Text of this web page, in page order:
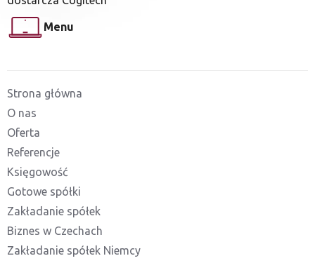
Menu
Strona główna
O nas
Oferta
Referencje
Księgowość
Gotowe spółki
Zakładanie spółek
Biznes w Czechach
Zakładanie spółek Niemcy